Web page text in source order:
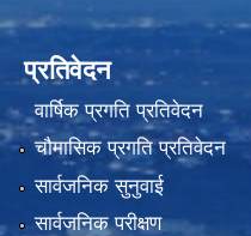
प्रतिवेदन
वार्षिक प्रगति प्रतिवेदन
चौमासिक प्रगति प्रतिवेदन
सार्वजनिक सुनुवाई
सार्वजनिक परीक्षण